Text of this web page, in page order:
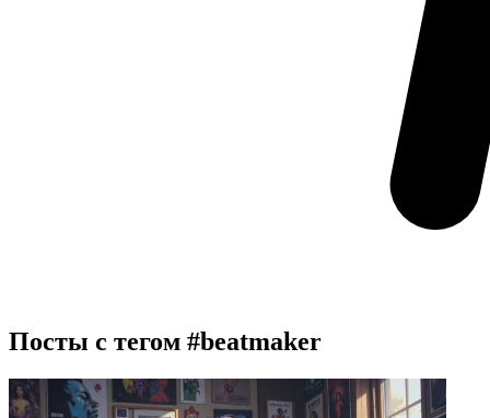
Посты с тегом #beatmaker